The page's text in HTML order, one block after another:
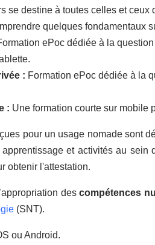
se destine à toutes celles et
quelques fondamentaux
ePoc dédiée à la
: Formation ePoc dédiée à la
: Une formation courte sur mobile
pour un usage nomade sont
et activités au
obtenir l'attestation.
descompétences
(SNT).
ou Android.